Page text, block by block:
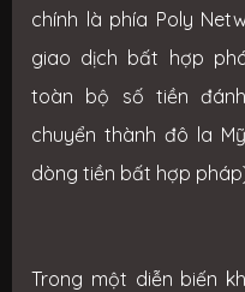
chính là phía Poly
giao dịch bất hợp
toàn bộ số tiền
chuyển thành đô la
dòng tiền bất hợp
Trong một diễn biến